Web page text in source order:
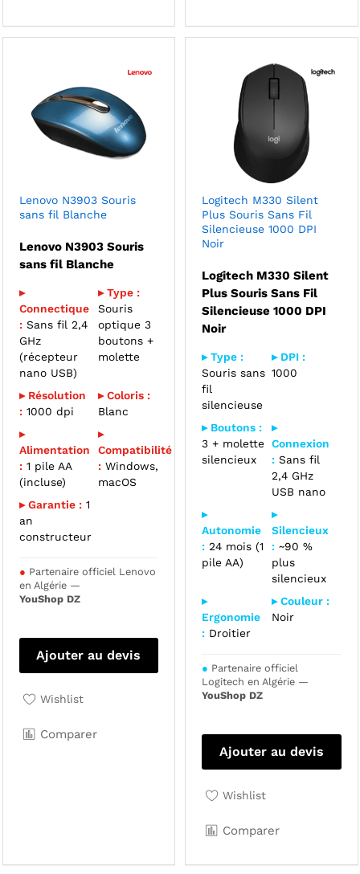
Lenovo N3903 Souris
sans fil Blanche
Lenovo N3903 Souris
sans fil Blanche
▸
Connectique
:Sans fil 2,4
GHz
(récepteur
nano USB)
▸ Type :
Souris
optique 3
boutons +
molette
▸ Résolution
:1000 dpi
▸ Coloris :
Blanc
▸
Alimentation
:1 pile AA
(incluse)
▸
Compatibilité
:Windows,
macOS
▸ Garantie :1
an
constructeur
● Partenaire officiel Lenovo
en Algérie —
YouShop DZ
Ajouter au devis
Wishlist
Comparer
Logitech M330 Silent
Plus Souris Sans Fil
Silencieuse 1000 DPI
Noir
Logitech M330 Silent
Plus Souris Sans Fil
Silencieuse 1000 DPI
Noir
▸ Type :
Souris sans
fil
silencieuse
▸ DPI :
1000
▸ Boutons :
3 + molette
silencieux
▸
Connexion
: Sans fil
2,4 GHz
USB nano
▸
Autonomie
: 24 mois (1
pile AA)
▸
Silencieux
: ~90 %
plus
silencieux
▸
Ergonomie
: Droitier
▸ Couleur :
Noir
● Partenaire officiel
Logitech en Algérie —
YouShop DZ
Ajouter au devis
Wishlist
Comparer